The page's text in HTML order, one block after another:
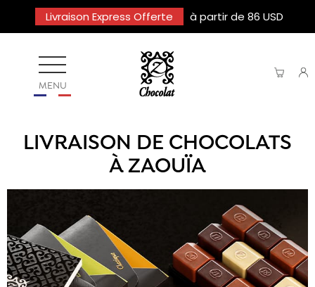
Livraison Express Offerte à partir de 86 USD
MENU
LIVRAISON DE CHOCOLATS
À ZAOUÏA